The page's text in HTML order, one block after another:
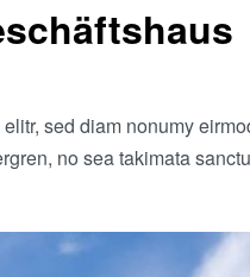
sed diam nonumy
no sea takimata